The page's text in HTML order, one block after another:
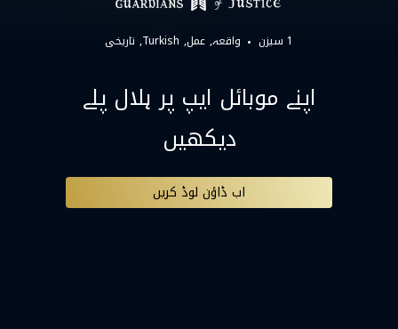
1 سیزن واقعہ عمل Turkish تاریخی
اپنے موبائل ایپ پر ہلال پلے
دیکھیں
اب ڈاؤن لوڈ کریں